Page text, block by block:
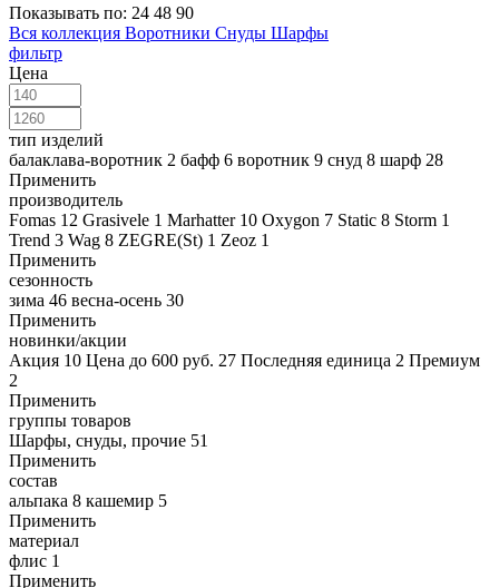
Показывать по: 24 48 90
Вся коллекция Воротники Снуды Шарфы
фильтр
Цена
тип изделий
балаклава-воротник 2 бафф 6 воротник 9 снуд 8 шарф 28
Применить
производитель
Fomas 12 Grasivele 1 Marhatter 10 Oxygon 7 Static 8 Storm 1
Trend 3 Wag 8 ZEGRE(St) 1 Zeoz 1
Применить
сезонность
зима 46 весна-осень 30
Применить
новинки/акции
Акция 10 Цена до 600 руб. 27 Последняя единица 2 Премиум
2
Применить
группы товаров
Шарфы, снуды, прочие 51
Применить
состав
альпака 8 кашемир 5
Применить
материал
флис 1
Применить